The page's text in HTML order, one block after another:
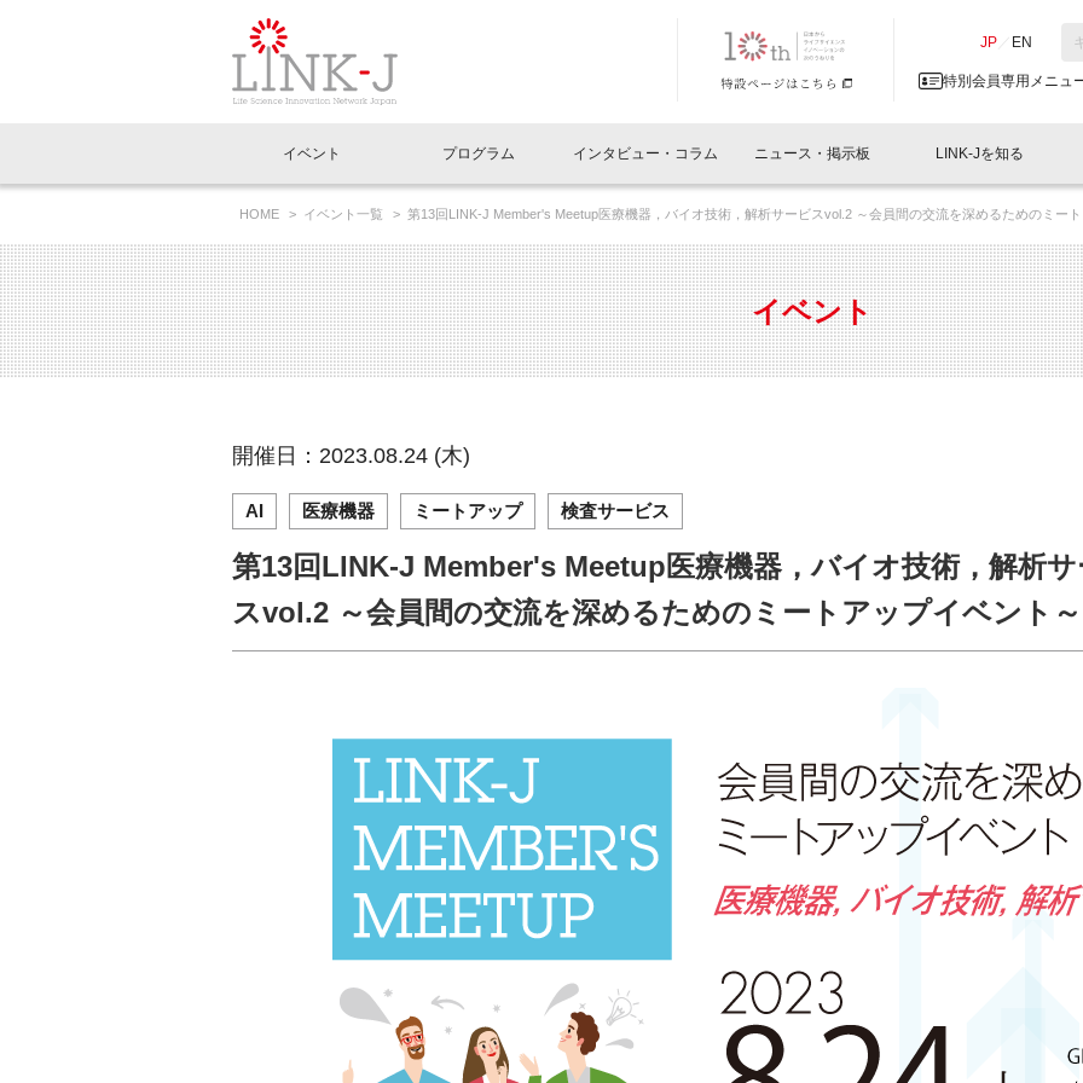
JP EN
特別会員専用メニュ
イベントお知らせメール登録
閉じる
イベント
イベント一覧
LINK-J主催・共催 特別会員開催
LINK-J協賛・協力 出展・参加
イベントレポート一覧
LINK-J主催・共催
LINK-J協賛・協力
プログラム
Out of Box相談室 What's "UNIKORN"？
インタビュー・コラム
インタビュー・コラム一覧
スペシャルインタビュー ベンチャーインタビュー 会報
連載コラム サポーターコラム 日本
ニュース・掲示板
ニュース一覧
トピック プレスリリース
メディア情報 海外関連
協賛・協力
人と情報の交流掲示板一覧
会員プレスリリース
募集
LINK-Jを知る
理事長挨拶 Why in Nihonbashi
国内外連携 サポーター紹介 事業
組織概要 パンフレット GTB
特別会員一覧 特別会員について 入会
専用メニューはこちら
ラウンジ・会議室 オフィス・ラボ 施設
アクセス
HOME イベント一覧
第13回LINK-J Member's Meetup医療機器，バイオ技術，解析サービスvol.2 ～会員間の交流を深めるためのミー
イベント
開催日：2023.08.24 (木)
AI 医療機器 ミートアップ 検査サービス
第13回LINK-J Member's Meetup医療機器，バイオ技術，解析
スvol.2 ～会員間の交流を深めるためのミートアップイベント～